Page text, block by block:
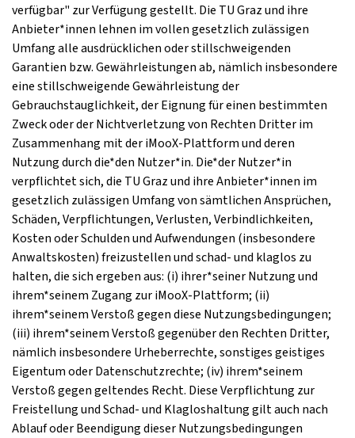
verfügbar" zur Verfügung gestellt. Die TU Graz und ihre
Anbieter*innen lehnen im vollen gesetzlich zulässigen
Umfang alle ausdrücklichen oder stillschweigenden
Garantien bzw. Gewährleistungen ab, nämlich insbesondere
eine stillschweigende Gewährleistung der
Gebrauchstauglichkeit, der Eignung für einen bestimmten
Zweck oder der Nichtverletzung von Rechten Dritter im
Zusammenhang mit der iMooX-Plattform und deren
Nutzung durch die*den Nutzer*in. Die*der Nutzer*in
verpflichtet sich, die TU Graz und ihre Anbieter*innen im
gesetzlich zulässigen Umfang von sämtlichen Ansprüchen,
Schäden, Verpflichtungen, Verlusten, Verbindlichkeiten,
Kosten oder Schulden und Aufwendungen (insbesondere
Anwaltskosten) freizustellen und schad- und klaglos zu
halten, die sich ergeben aus: (i) ihrer*seiner Nutzung und
ihrem*seinem Zugang zur iMooX-Plattform; (ii)
ihrem*seinem Verstoß gegen diese Nutzungsbedingungen;
(iii) ihrem*seinem Verstoß gegenüber den Rechten Dritter,
nämlich insbesondere Urheberrechte, sonstiges geistiges
Eigentum oder Datenschutzrechte; (iv) ihrem*seinem
Verstoß gegen geltendes Recht. Diese Verpflichtung zur
Freistellung und Schad- und Klagloshaltung gilt auch nach
Ablauf oder Beendigung dieser Nutzungsbedingungen